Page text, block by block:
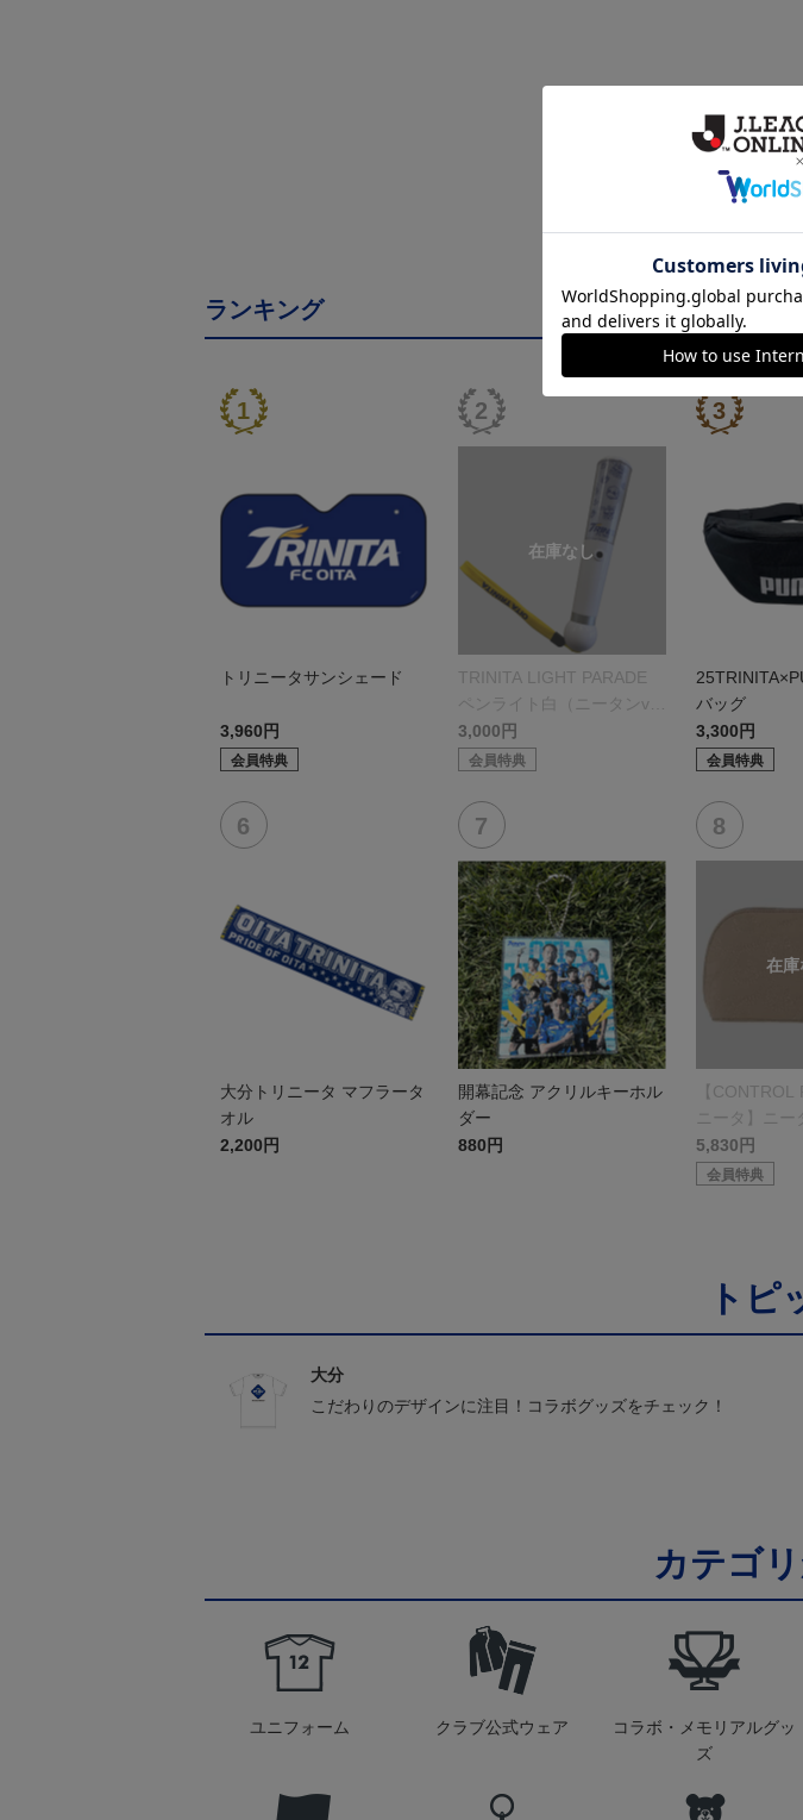
ランキング
トリニータサンシェード
3,960円
会員特典
TRINITA LIGHT PARADE
ペンライト白（ニータンve
r.）
3,000円
会員特典
バッグ
3,300円
会員特典
大分トリニータ マフラータ
オル
2,200円
開幕記念 アクリルキーホル
ダー
880円
【CONTROL
ニータ】ニー
ングポーチ
5,830円
会員特典
トピ
大分
こだわりのデザインに注目！コラボグッズをチェック！
カテゴ
ユニフォーム クラブ公式ウェア
コラボ・メモリアルグッ
ズ